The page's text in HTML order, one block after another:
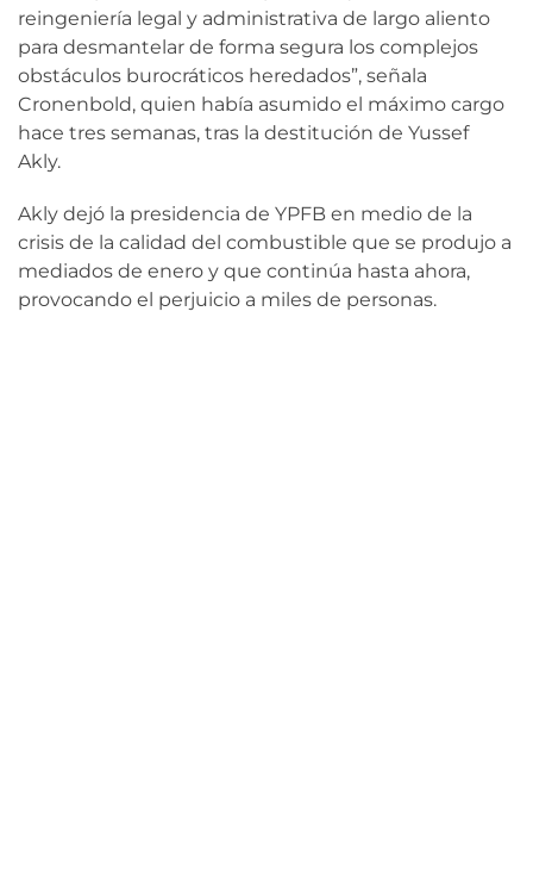
reingeniería legal y administrativa de largo aliento
para desmantelar de forma segura los complejos
obstáculos burocráticos heredados”, señala
Cronenbold, quien había asumido el máximo cargo
hace tres semanas, tras la destitución de Yussef
Akly.
Akly dejó la presidencia de YPFB en medio de la
crisis de la calidad del combustible que se produjo a
mediados de enero y que continúa hasta ahora,
provocando el perjuicio a miles de personas.